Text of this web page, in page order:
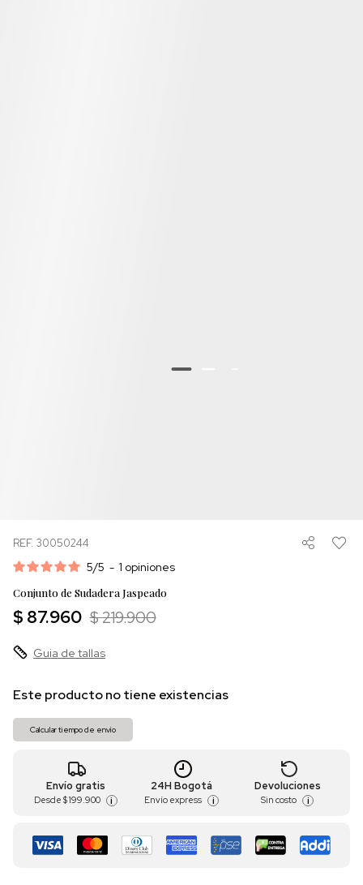
REF. 30050244
5/5 - 1 opiniones
Conjunto de Sudadera Jaspeado
$ 87.960 $ 219.900
Guia de tallas
Este producto no tiene existencias
Calcular tiempo de envío
Envío gratis
Desde $ 199.900 i
24H Bogotá
Envío express i
Devoluciones
Sin costo i